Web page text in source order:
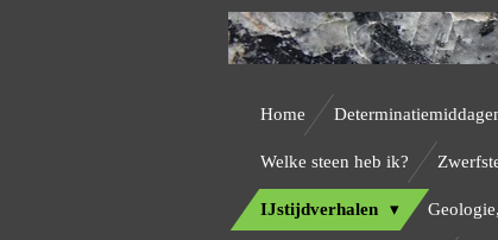
Home
Welke steen heb ik?
IJstijdverhalen